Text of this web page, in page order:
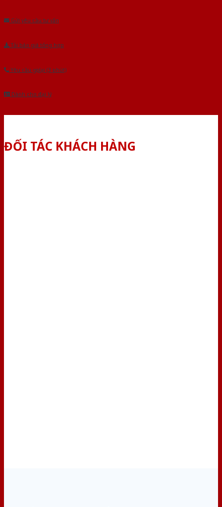
Gửi yêu cầu tư vấn
Tải báo giá tổng hợp
Yêu cầu gọi lại (3 phút)
Dành cho đại lý
ĐỐI TÁC KHÁCH HÀNG